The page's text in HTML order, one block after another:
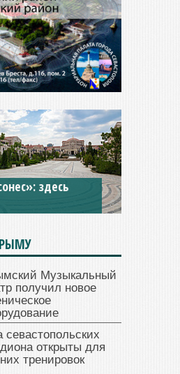
здесь
Музыкальный
получил новое
севастопольских
открыты для
тренировок